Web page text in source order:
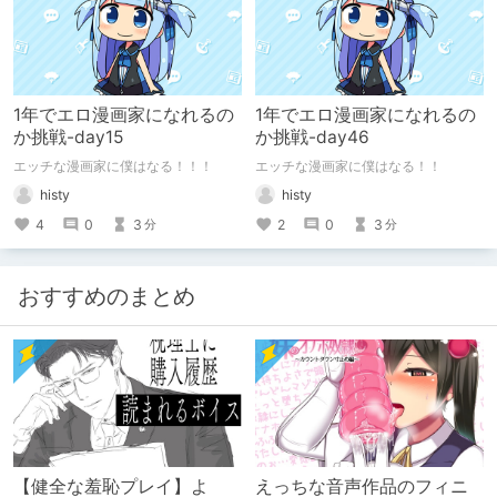
1年でエロ漫画家になれるの
か挑戦-day15
エッチな漫画家に僕はなる！！！
histy
4
0 3 分
1年でエロ漫画家になれるの
か挑戦-day46
エッチな漫画家に僕はなる！！
histy
2
0 3 分
おすすめのまとめ
【健全な羞恥プレイ】よ えっちな音声作品のフィニ